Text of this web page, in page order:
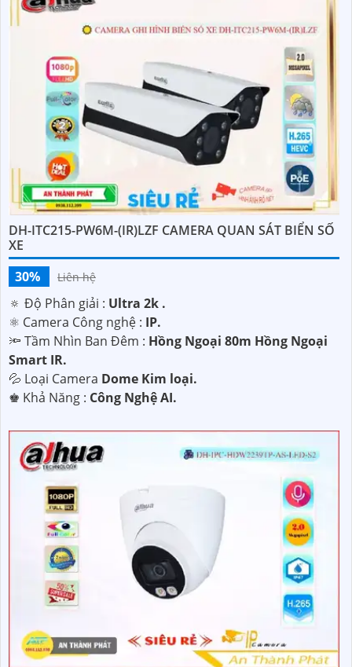
DH-ITC215-PW6M-(IR)LZF CAMERA QUAN SÁT BIỂN SỐ
XE
30%
Liên hệ
🔅 Độ Phân giải : Ultra 2k .
⚛️ Camera Công nghệ : IP.
🔦 Tầm Nhìn Ban Đêm : Hồng Ngoại 80m Hồng Ngoại
Smart IR.
💦 Loại Camera Dome Kim loại.
️♚ Khả Năng : Công Nghệ AI.